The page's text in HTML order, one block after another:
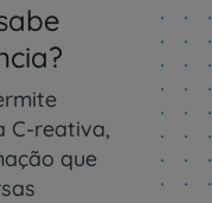
C-reativa,
que